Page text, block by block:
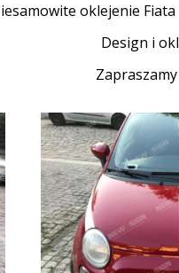
oklejenie
Design i